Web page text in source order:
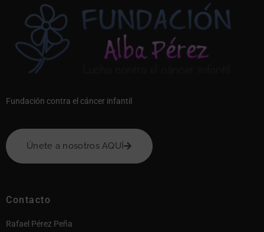
Fundación contra el cáncer infantil
Únete a nosotros AQUÍ
Contacto
Rafael Pérez Peña